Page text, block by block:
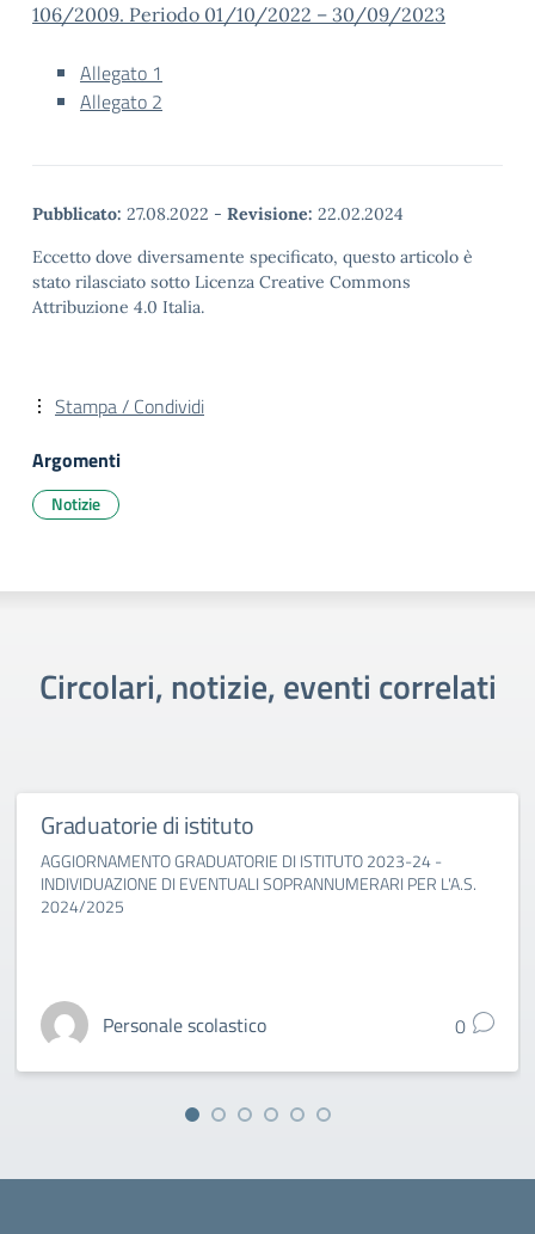
106/2009. Periodo 01/10/2022 – 30/09/2023
Allegato 1
Allegato 2
Pubblicato: 27.08.2022 - Revisione: 22.02.2024
Eccetto dove diversamente specificato, questo articolo è
stato rilasciato sotto Licenza Creative Commons
Attribuzione 4.0 Italia.
Stampa / Condividi
Argomenti
Notizie
Circolari, notizie, eventi correlati
Graduatorie di istituto
AGGIORNAMENTO GRADUATORIE DI ISTITUTO 2023-24 -
INDIVIDUAZIONE DI EVENTUALI SOPRANNUMERARI PER L'A.S.
2024/2025
Personale scolastico 0